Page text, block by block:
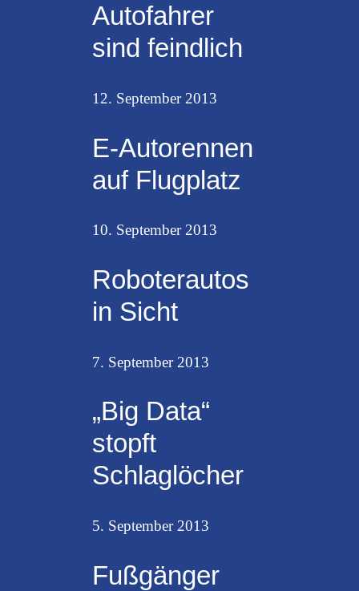
Autofahrer
sind feindlich
12. September 2013
E-Autorennen
auf Flugplatz
10. September 2013
Roboterautos
in Sicht
7. September 2013
„Big Data“
stopft
Schlaglöcher
5. September 2013
Fußgänger